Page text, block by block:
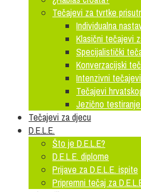
Tečajevi za tvrtke
Individualna
Klasični tečajevi
Specijalistički
Konverzacijski
Intenzivni
Tečajevi
Jezično
Tečajevi za djecu
D.E.L.E.
Što je D.E.L.E?
D.E.L.E. diplome
Prijave za D.E.L.E. ispite
Pripremni tečaj za